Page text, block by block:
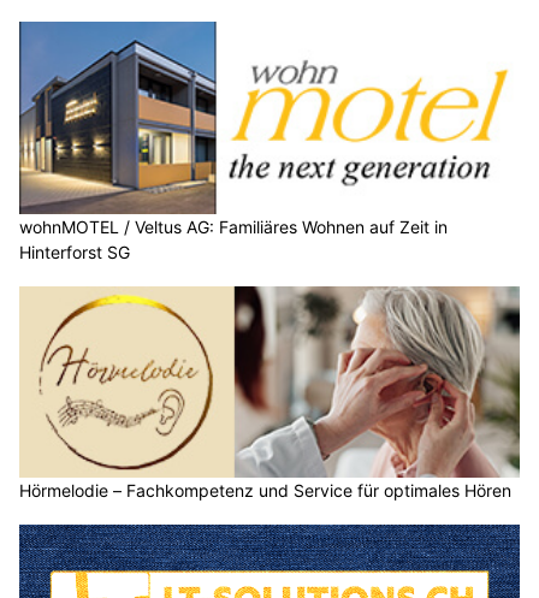
wohnMOTEL / Veltus AG: Familiäres Wohnen auf Zeit in
Hinterforst SG
Hörmelodie – Fachkompetenz und Service für optimales Hören